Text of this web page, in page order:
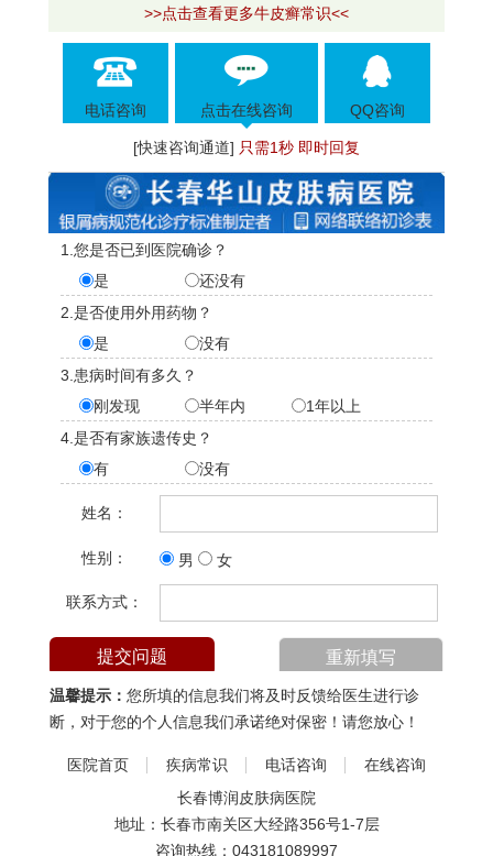
>>点击查看更多牛皮癣常识<<
电话咨询 点击在线咨询 QQ咨询
[快速咨询通道] 只需1秒 即时回复
1.您是否已到医院确诊？
是
还没有
2.是否使用外用药物？
是
没有
3.患病时间有多久？
刚发现
半年内
1年以上
4.是否有家族遗传史？
有
没有
姓名：
性别： 男 女
联系方式：
温馨提示： 您所填的信息我们将及时反馈给医生进行诊
断，对于您的个人信息我们承诺绝对保密！请您放心！
医院首页 疾病常识 电话咨询
在线咨询
长春博润皮肤病医院
地址：长春市南关区大经路356号1-7层
咨询热线： 043181089997